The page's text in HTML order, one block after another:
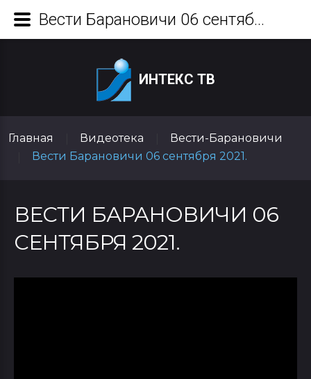
ИНТЕКС ТВ
Главная Видеотека
Вести-Барановичи
Вести Барановичи 06 сентября 2021.
ВЕСТИ БАРАНОВИЧИ 06
СЕНТЯБРЯ 2021.
Вести Барановичи 06 сентября 2021.